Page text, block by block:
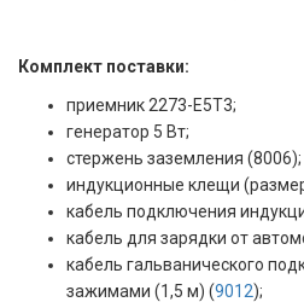
Комплект поставки:
приемник 2273-Е5Т3;
генератор 5 Вт;
стержень заземления (8006);
индукционные клещи
кабель подключения
кабель для зарядки от
кабель гальванического
зажимами (1,5 м) (9012);